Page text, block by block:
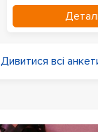
Дивитися всі